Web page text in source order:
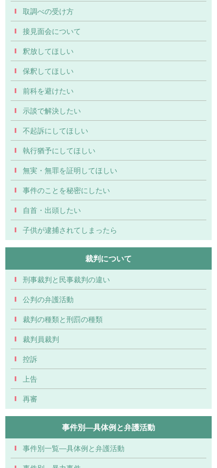
取調べの受け方
接見面会について
釈放してほしい
保釈してほしい
前科を避けたい
示談で解決したい
不起訴にしてほしい
執行猶予にしてほしい
無実・無罪を証明してほしい
事件のことを秘密にしたい
自首・出頭したい
子供が逮捕されてしまったら
裁判について
刑事裁判と民事裁判の違い
公判の弁護活動
裁判の種類と刑罰の種類
裁判員裁判
控訴
上告
再審
事件別―具体例と弁護活動
事件別一覧―具体例と弁護活動